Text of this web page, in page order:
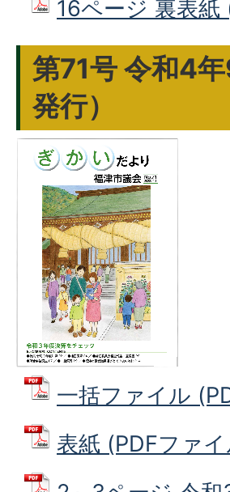
16ページ 裏表
第71号 令和4
発行）
一括ファイル
表紙 (PDFファ